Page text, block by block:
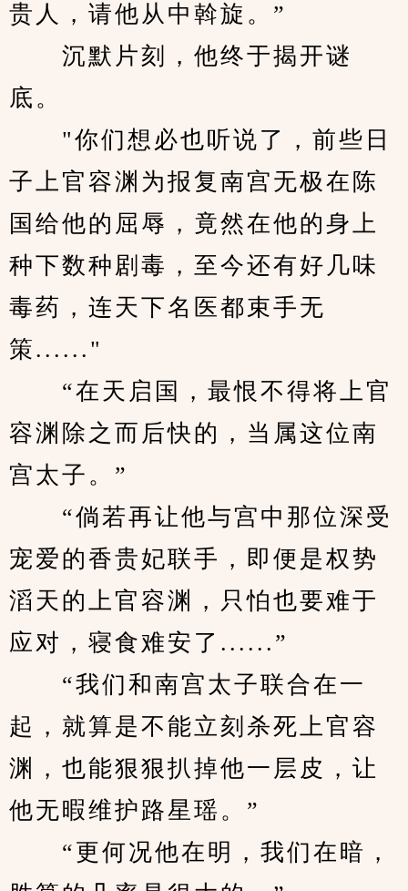
贵人，请他从中斡旋。”
沉默片刻，他终于揭开谜
底。
"你们想必也听说了，前些日
子上官容渊为报复南宫无极在陈
国给他的屈辱，竟然在他的身上
种下数种剧毒，至今还有好几味
毒药，连天下名医都束手无
策......"
“在天启国，最恨不得将上官
容渊除之而后快的，当属这位南
宫太子。”
“倘若再让他与宫中那位深受
宠爱的香贵妃联手，即便是权势
滔天的上官容渊，只怕也要难于
应对，寝食难安了......”
“我们和南宫太子联合在一
起，就算是不能立刻杀死上官容
渊，也能狠狠扒掉他一层皮，让
他无暇维护路星瑶。”
“更何况他在明，我们在暗，